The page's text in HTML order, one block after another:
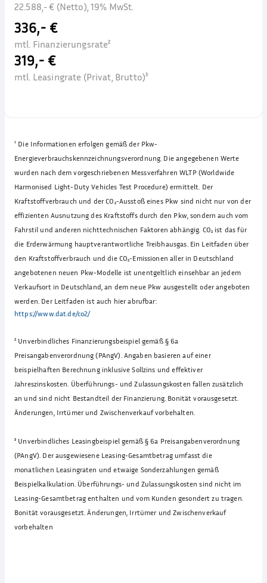
22.588,- € (Netto), 19% MwSt.
336,- €
mtl. Finanzierungsrate²
319,- €
mtl. Leasingrate (Privat, Brutto)³
¹ Die Informationen erfolgen gemäß der Pkw-
Energieverbrauchskennzeichnungsverordnung. Die angegebenen Werte
wurden nach dem vorgeschriebenen Messverfahren WLTP (Worldwide
Harmonised Light-Duty Vehicles Test Procedure) ermittelt. Der
Kraftstoffverbrauch und der CO₂-Ausstoß eines Pkw sind nicht nur von der
effizienten Ausnutzung des Kraftstoffs durch den Pkw, sondern auch vom
Fahrstil und anderen nichttechnischen Faktoren abhängig. CO₂ ist das für
die Erderwärmung hauptverantwortliche Treibhausgas. Ein Leitfaden über
den Kraftstoffverbrauch und die CO₂-Emissionen aller in Deutschland
angebotenen neuen Pkw-Modelle ist unentgeltlich einsehbar an jedem
Verkaufsort in Deutschland, an dem neue Pkw ausgestellt oder angeboten
werden. Der Leitfaden ist auch hier abrufbar:
https://www.dat.de/co2/
² Unverbindliches Finanzierungsbeispiel gemäß § 6a
Preisangabenverordnung (PAngV). Angaben basieren auf einer
beispielhaften Berechnung inklusive Sollzins und effektiver
Jahreszinskosten. Überführungs- und Zulassungskosten fallen zusätzlich
an und sind nicht Bestandteil der Finanzierung. Bonität vorausgesetzt.
Änderungen, Irrtümer und Zwischenverkauf vorbehalten.
³ Unverbindliches Leasingbeispiel gemäß § 6a Preisangabenverordnung
(PAngV). Der ausgewiesene Leasing-Gesamtbetrag umfasst die
monatlichen Leasingraten und etwaige Sonderzahlungen gemäß
Beispielkalkulation. Überführungs- und Zulassungskosten sind nicht im
Leasing-Gesamtbetrag enthalten und vom Kunden gesondert zu tragen.
Bonität vorausgesetzt. Änderungen, Irrtümer und Zwischenverkauf
vorbehalten